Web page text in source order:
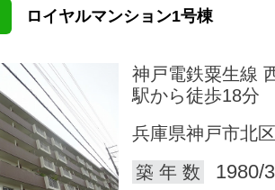
ロイヤルマンション1号棟
神戸電鉄粟生線
駅から徒歩18分
兵庫県神戸市北
築 年 数
1980/